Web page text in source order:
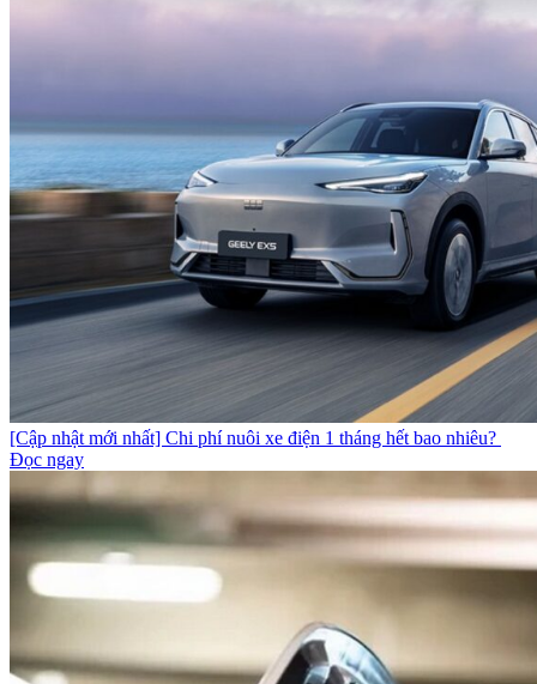
[Cập nhật mới nhất] Chi phí nuôi xe điện 1 tháng hết bao nhiêu?
Đọc ngay